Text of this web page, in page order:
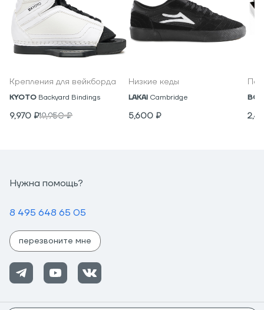
Крепления для вейкборда
KYOTO Backyard Bindings
9,970 ₽19,950₽
Низкие кеды
LAKAI Cambridge
5,600 ₽
Нужна помощь?
8 495 648 65 05
перезвоните мне